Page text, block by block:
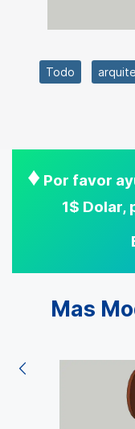
Todo
♦ Por favor
1$ Dolar,
Mas